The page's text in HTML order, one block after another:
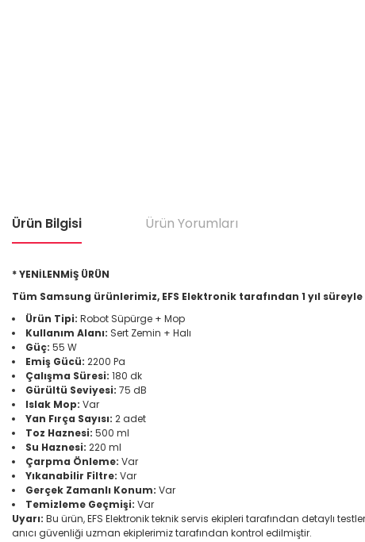
Ürün Bilgisi Ürün Yorumları
* YENİLENMİŞ ÜRÜN
Tüm Samsung ürünlerimiz, EFS Elektronik tarafından 1 yıl
Ürün Tipi: Robot Süpürge + Mop
Kullanım Alanı: Sert Zemin + Halı
Güç: 55 W
Emiş Gücü: 2200 Pa
Çalışma Süresi: 180 dk
Gürültü Seviyesi: 75 dB
Islak Mop: Var
Yan Fırça Sayısı: 2 adet
Toz Haznesi: 500 ml
Su Haznesi: 220 ml
Çarpma Önleme: Var
Yıkanabilir Filtre: Var
Gerçek Zamanlı Konum: Var
Temizleme Geçmişi: Var
Uyarı: Bu ürün, EFS Elektronik teknik servis ekipleri tarafından detaylı
anıcı güvenliği uzman ekiplerimiz tarafından kontrol edilmiştir.